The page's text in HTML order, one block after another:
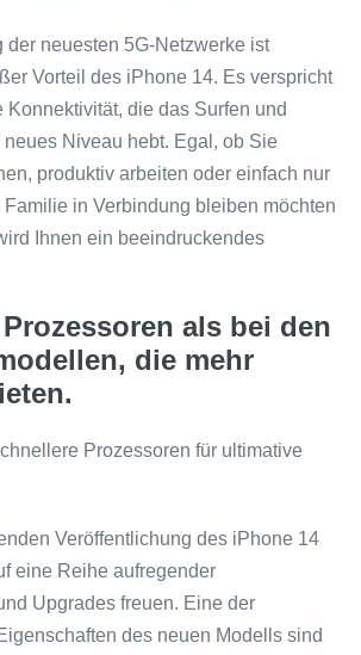
der neuesten 5G-Netzwerke ist
Vorteil des iPhone 14. Es verspricht
Konnektivität, die das Surfen und
Niveau hebt. Egal, ob Sie
produktiv arbeiten oder einfach nur
in Verbindung bleiben möchten
Ihnen ein beeindruckendes
als bei den
die mehr
Prozessoren für ultimative
Veröffentlichung des iPhone 14
eine Reihe aufregender
Upgrades freuen. Eine der
des neuen Modells sind